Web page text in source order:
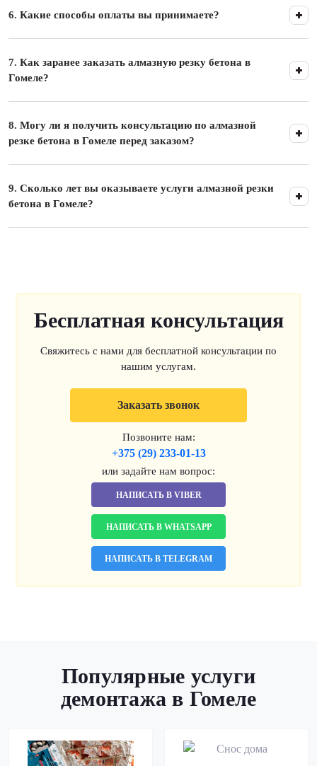
6. Какие способы оплаты вы принимаете?
7. Как заранее заказать алмазную резку бетона в
Гомеле?
8. Могу ли я получить консультацию по алмазной
резке бетона в Гомеле перед заказом?
9. Сколько лет вы оказываете услуги алмазной резки
бетона в Гомеле?
Бесплатная консультация
Свяжитесь с нами для бесплатной консультации по
нашим услугам.
Заказать звонок
Позвоните нам:
+375 (29) 233-01-13
или задайте нам вопрос:
НАПИСАТЬ В VIBER
НАПИСАТЬ В WHATSAPP
НАПИСАТЬ В TELEGRAM
Популярные услуги
демонтажа в Гомеле